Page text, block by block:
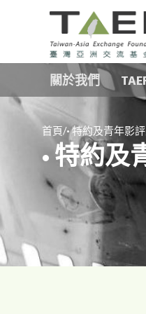
TAEF
H
m
e
n
u
關於我們
首頁/• 特約及青年影
• 特約及